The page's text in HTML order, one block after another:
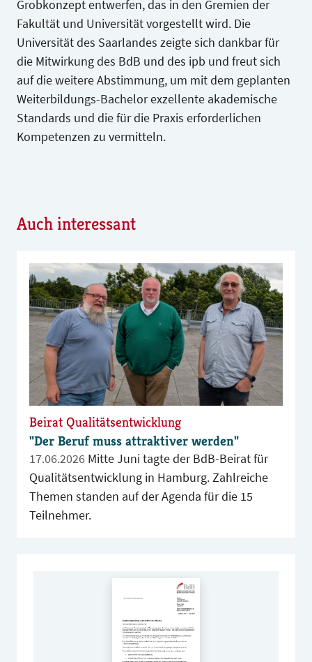
Grobkonzept entwerfen, das in den Gremien der
Fakultät und Universität vorgestellt wird. Die
Universität des Saarlandes zeigte sich dankbar für
die Mitwirkung des BdB und des ipb und freut sich
auf die weitere Abstimmung, um mit dem geplanten
Weiterbildungs-Bachelor exzellente akademische
Standards und die für die Praxis erforderlichen
Kompetenzen zu vermitteln.
Auch interessant
Beirat Qualitätsentwicklung
"Der Beruf muss attraktiver werden"
17.06.2026
Qualitätsentwicklung in Hamburg. Zahlreiche
Themen standen auf der Agenda für die 15
Teilnehmer.